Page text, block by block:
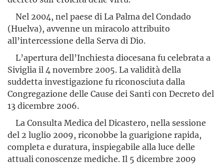
Nel 2004, nel paese di La Palma del Condado
(Huelva), avvenne un miracolo attribuito
all’intercessione della Serva di Dio.
L’apertura dell’Inchiesta diocesana fu celebrata a
Siviglia il 4 novembre 2005. La validità della
suddetta investigazione fu riconosciuta dalla
Congregazione delle Cause dei Santi con Decreto del
13 dicembre 2006.
La Consulta Medica del Dicastero, nella sessione
del 2 luglio 2009, riconobbe la guarigione rapida,
completa e duratura, inspiegabile alla luce delle
attuali conoscenze mediche. Il 5 dicembre 2009